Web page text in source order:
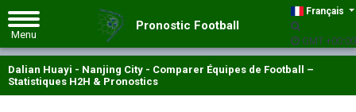
Français
GMT +00:00
Pronostic Football
Dalian Huayi - Nanjing City - Comparer Équipes de Football –
Statistiques H2H & Pronostics